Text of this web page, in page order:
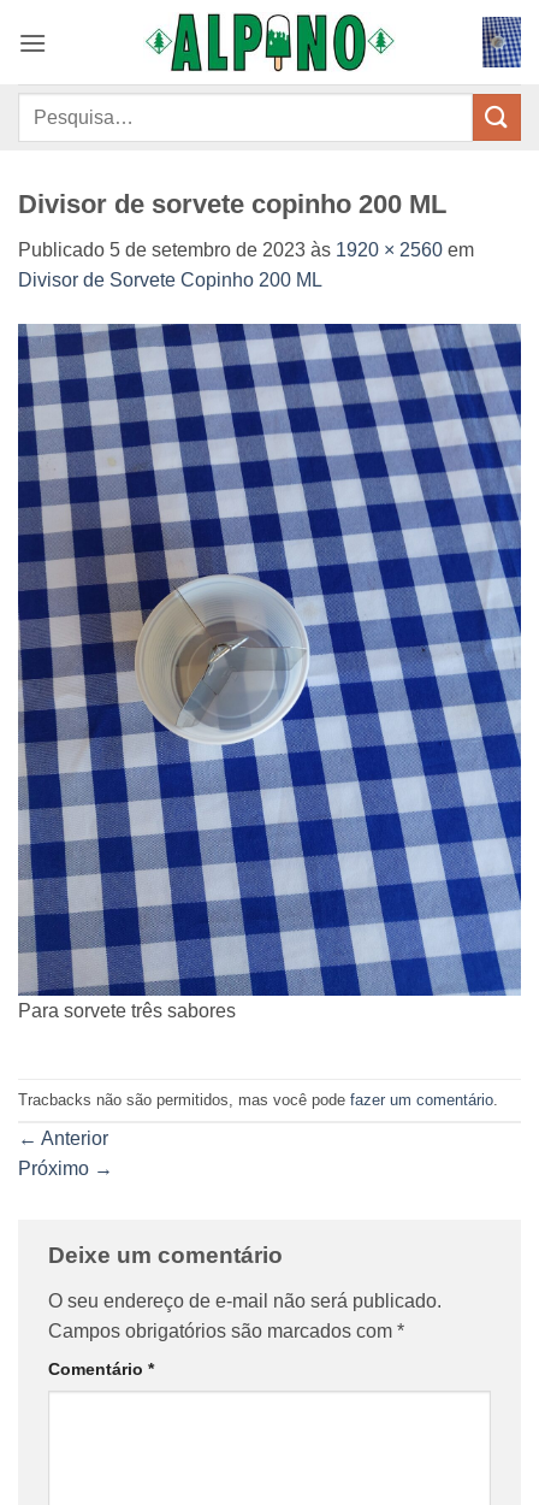
Pesquisar
Divisor de sorvete copinho 200 ML
Publicado 5 de setembro de 2023 às 1920 × 2560 em
Divisor de Sorvete Copinho 200 ML
Para sorvete três sabores
Tracbacks não são permitidos, mas você pode fazer um comentário
← Anterior
Próximo →
Deixe um comentário
O seu endereço de e-mail não será publicado.
Campos obrigatórios são marcados com *
Comentário *